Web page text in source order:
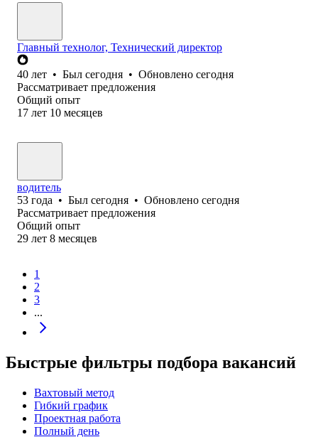
Главный технолог, Технический директор
40 лет • Был сегодня • Обновлено сегодня
Рассматривает предложения
Общий опыт
17 лет 10 месяцев
водитель
53 года • Был сегодня • Обновлено сегодня
Рассматривает предложения
Общий опыт
29 лет 8 месяцев
1
2
3
...
Быстрые фильтры подбора вакансий
Вахтовый метод
Гибкий график
Проектная работа
Полный день